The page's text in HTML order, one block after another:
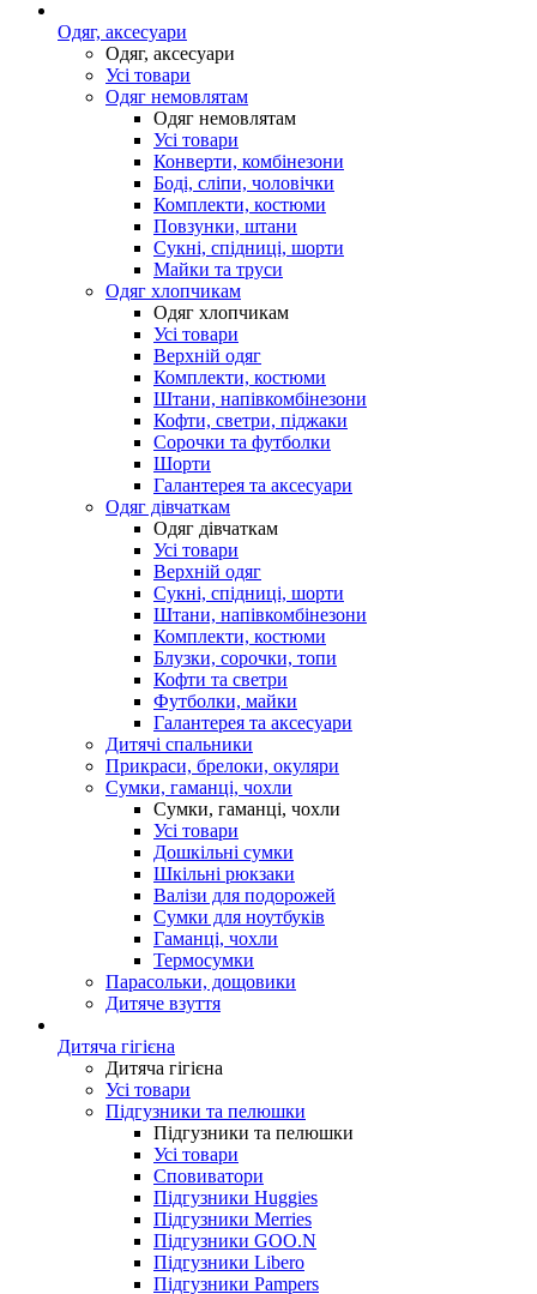
Одяг, аксесуари
Одяг, аксесуари
Усі товари
Одяг немовлятам
Одяг немовлятам
Усі товари
Конверти, комбінезони
Боді, сліпи, чоловічки
Комплекти, костюми
Повзунки, штани
Сукні, спідниці, шорти
Майки та труси
Одяг хлопчикам
Одяг хлопчикам
Усі товари
Верхній одяг
Комплекти, костюми
Штани, напівкомбінезони
Кофти, светри, піджаки
Сорочки та футболки
Шорти
Галантерея та аксесуари
Одяг дівчаткам
Одяг дівчаткам
Усі товари
Верхній одяг
Сукні, спідниці, шорти
Штани, напівкомбінезони
Комплекти, костюми
Блузки, сорочки, топи
Кофти та светри
Футболки, майки
Галантерея та аксесуари
Дитячі спальники
Прикраси, брелоки, окуляри
Сумки, гаманці, чохли
Сумки, гаманці, чохли
Усі товари
Дошкільні сумки
Шкільні рюкзаки
Валізи для подорожей
Сумки для ноутбуків
Гаманці, чохли
Термосумки
Парасольки, дощовики
Дитяче взуття
Дитяча гігієна
Дитяча гігієна
Усі товари
Підгузники та пелюшки
Підгузники та пелюшки
Усі товари
Сповиватори
Підгузники Huggies
Підгузники Merries
Підгузники GOO.N
Підгузники Libero
Підгузники Pampers